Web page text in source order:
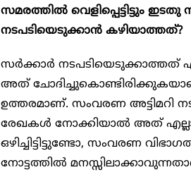
സമരത്തിൽ വെളിപ്പെട്ടിട്ടും
നടപടിയെടുക്കാൻ ​കഴിയാത്തത്?
സർക്കാർ
അത്
ഉത്തരമാണ്. സംവരണ അട്ടിമറി
രേഖകൾ നോക്കിയാൽ അത്
ഒഴിച്ചിട്ടിട്ടുണ്ടോ, സംവരണ
നോട്ടത്തിൽ